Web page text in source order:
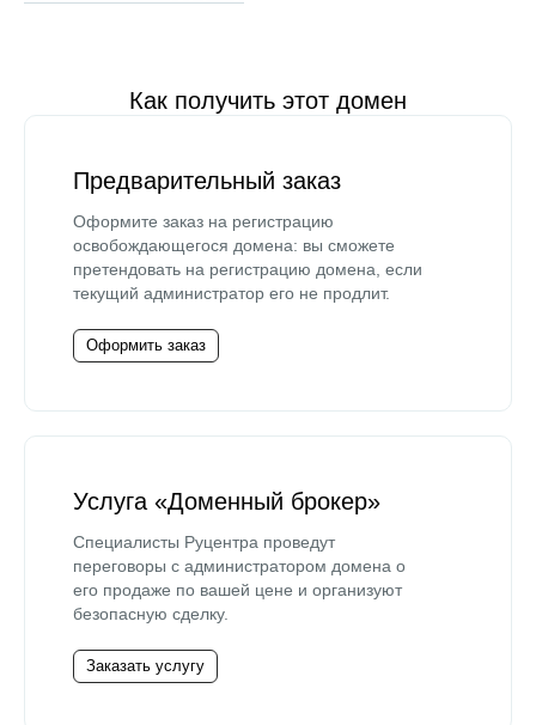
Как получить этот домен
Предварительный заказ
Оформите заказ на регистрацию
освобождающегося домена: вы сможете
претендовать на регистрацию домена, если
текущий администратор его не продлит.
Оформить заказ
Услуга «Доменный брокер»
Специалисты Руцентра проведут
переговоры с администратором домена о
его продаже по вашей цене и организуют
безопасную сделку.
Заказать услугу